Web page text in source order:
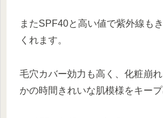
またSPF40と高い値で紫外線も
くれます。
毛穴カバー効力も高く、化粧崩
かの時間きれいな肌模様をキープ